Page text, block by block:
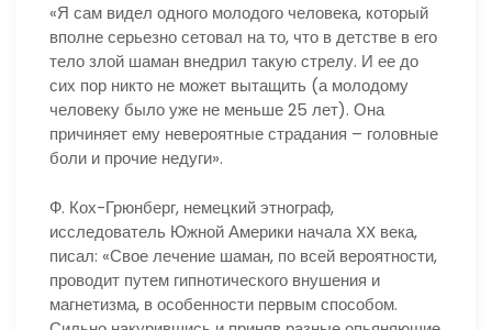
«Я сам видел одного молодого человека, который
вполне серьезно сетовал на то, что в детстве в его
тело злой шаман внедрил такую стрелу. И ее до
сих пор никто не может вытащить (а молодому
человеку было уже не меньше 25 лет). Она
причиняет ему невероятные страдания – головные
боли и прочие недуги».
Ф. Кох-Грюнберг, немецкий этнограф,
исследователь Южной Америки начала XX века,
писал: «Свое лечение шаман, по всей вероятности,
проводит путем гипнотического внушения и
магнетизма, в особенности первым способом.